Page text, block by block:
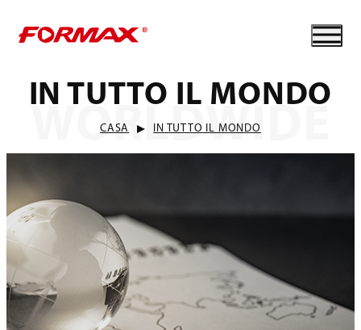
IN TUTTO IL MONDO
CASA IN TUTTO IL MONDO
WORLDWIDE